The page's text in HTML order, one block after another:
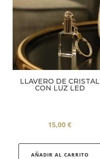
LLAVERO DE CRISTAL
CON LUZ LED
15,00€
AÑADIR AL CARRITO